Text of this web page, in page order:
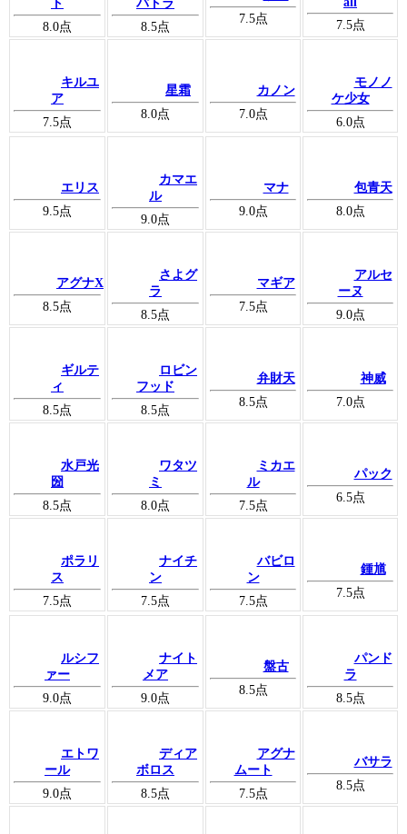
ト
8.0点
パトラ
8.5点
7.5点
7.5点
キルユ
ア
7.5点
星霜
8.0点
カノン
7.0点
モノノ
ケ少女
6.0点
エリス
9.5点
カマエ
ル
9.0点
マナ
9.0点
包青天
8.0点
アグナX
8.5点
さよグ
ラ
8.5点
マギア
7.5点
アルセ
ーヌ
9.0点
ギルテ
ィ
8.5点
ロビン
フッド
8.5点
弁財天
8.5点
神威
7.0点
水戸光
圀
8.5点
ワタツ
ミ
8.0点
ミカエ
ル
7.5点
パック
6.5点
ポラリ
ス
7.5点
ナイチ
ン
7.5点
バビロ
ン
7.5点
鍾馗
7.5点
ルシフ
ァー
9.0点
ナイト
メア
9.0点
盤古
8.5点
パンド
ラ
8.5点
エトワ
ール
9.0点
ディア
ボロス
8.5点
アグナ
ムート
7.5点
バサラ
8.5点